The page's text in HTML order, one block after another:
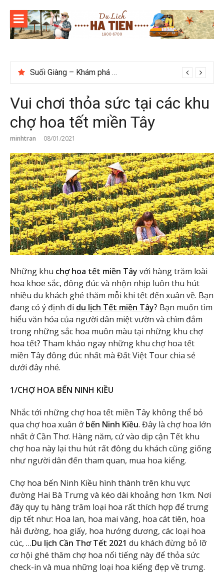
content
Suối Giàng – Khám phá “miền chè” nổi tiếng Tây Bắc
Checklist quán cà phê đẹp dịp 2/9 ở Đà Lạt nên ghé
Vui chơi thỏa sức tại các khu
chợ hoa tết miền Tây
minhtran 08/01/2021
Những khu chợ hoa tết miền Tây với hàng trăm loài
hoa khoe sắc, đông đúc và nhộn nhịp luôn thu hút
nhiều du khách ghé thăm mỗi khi tết đến xuân về. Bạn
đang có ý định đi du lịch Tết miền Tây? Bạn muốn tìm
hiểu văn hóa của người dân miệt vườn và chìm đắm
trong những sắc hoa muôn màu tại những khu chợ
hoa tết? Tham khảo ngay những khu chợ hoa tết
miền Tây đông đúc nhất mà Đất Việt Tour chia sẻ
dưới đây nhé.
1/CHỢ HOA BẾN NINH KIỀU
Nhắc tới những chợ hoa tết miền Tây không thể bỏ
qua chợ hoa xuân ở bến Ninh Kiều. Đây là chợ hoa lớn
nhất ở Cần Thơ. Hàng năm, cứ vào dịp cận Tết khu
chợ hoa này lại thu hút rất đông du khách cũng giống
như người dân đến tham quan, mua hoa kiểng.
Chợ hoa bến Ninh Kiều hình thành trên khu vực
đường Hai Bà Trưng và kéo dài khoảng hơn 1km. Nơi
đây quy tụ hàng trăm loại hoa rất thích hợp để trưng
dịp tết như: Hoa lan, hoa mai vàng, hoa cát tiên, hoa
hải đường, hoa giấy, hoa hướng dương, các loại hoa
cúc, …Du lịch Cần Thơ Tết 2021 du khách đừng bỏ lỡ
cơ hội ghé thăm chợ hoa nổi tiếng này để thỏa sức
check-in và mua những loại hoa kiểng đẹp về trưng.